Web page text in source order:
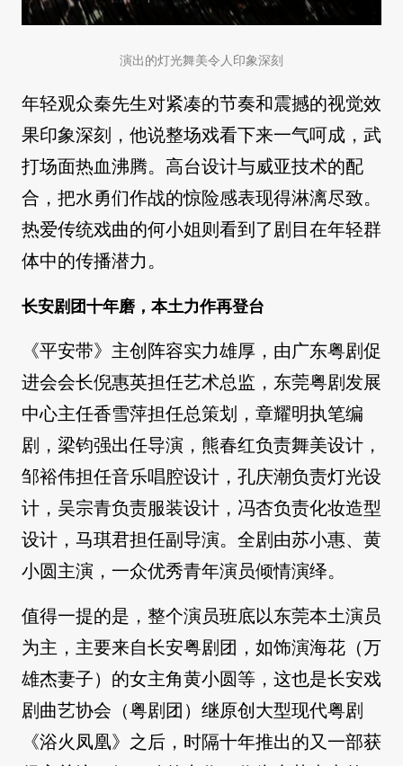
演出的灯光舞美令人印象深刻
年轻观众秦先生对紧凑的节奏和震撼的视觉效
果印象深刻，他说整场戏看下来一气呵成，武
打场面热血沸腾。高台设计与威亚技术的配
合，把水勇们作战的惊险感表现得淋漓尽致。
热爱传统戏曲的何小姐则看到了剧目在年轻群
体中的传播潜力。
长安剧团十年磨，本土力作再登台
《平安带》主创阵容实力雄厚，由广东粤剧促
进会会长倪惠英担任艺术总监，东莞粤剧发展
中心主任香雪萍担任总策划，章耀明执笔编
剧，梁钧强出任导演，熊春红负责舞美设计，
邹裕伟担任音乐唱腔设计，孔庆潮负责灯光设
计，吴宗青负责服装设计，冯杏负责化妆造型
设计，马琪君担任副导演。全剧由苏小惠、黄
小圆主演，一众优秀青年演员倾情演绎。
值得一提的是，整个演员班底以东莞本土演员
为主，主要来自长安粤剧团，如饰演海花（万
雄杰妻子）的女主角黄小圆等，这也是长安戏
剧曲艺协会（粤剧团）继原创大型现代粤剧
《浴火凤凰》之后，时隔十年推出的又一部获